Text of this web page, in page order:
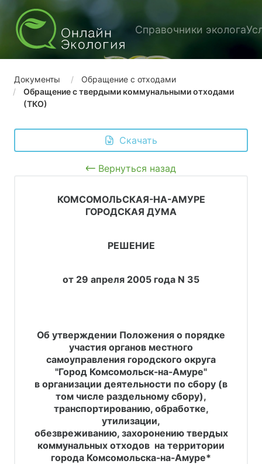
Справочники эколога
Документы
Обращение с отходами
Обращение с твердыми коммунальными отходами
(ТКО)
Скачать
Вернуться назад
КОМСОМОЛЬСКАЯ-НА-АМУРЕ
ГОРОДСКАЯ ДУМА
РЕШЕНИЕ
от 29 апреля 2005 года N 35
Об утверждении Положения о порядке
участия органов местного
самоуправления городского округа
"Город Комсомольск-на-Амуре"
в организации деятельности по сбору (в
том числе раздельному сбору),
транспортированию, обработке,
утилизации,
обезвреживанию, захоронению твердых
коммунальных отходов на территории
города Комсомольска-на-Амуре*